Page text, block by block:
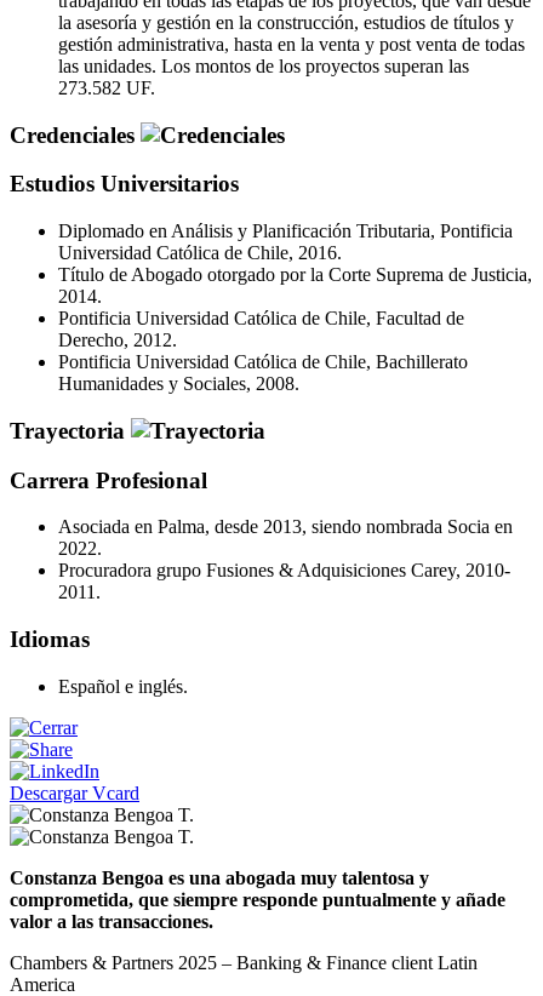
la asesoría y gestión en la construcción, estudios de títulos y
gestión administrativa, hasta en la venta y post venta de todas
las unidades. Los montos de los proyectos superan las
273.582 UF.
Credenciales
Estudios Universitarios
Diplomado en Análisis y Planificación Tributaria, Pontificia
Universidad Católica de Chile, 2016.
Título de Abogado otorgado por la Corte Suprema de Justicia,
2014.
Pontificia Universidad Católica de Chile, Facultad de
Derecho, 2012.
Pontificia Universidad Católica de Chile, Bachillerato
Humanidades y Sociales, 2008.
Trayectoria
Carrera Profesional
Asociada en Palma, desde 2013, siendo nombrada Socia en
2022.
Procuradora grupo Fusiones & Adquisiciones Carey, 2010-
2011.
Idiomas
Español e inglés.
Descargar Vcard
Constanza Bengoa es una abogada muy talentosa y
comprometida, que siempre responde puntualmente y añade
valor a las transacciones.
Chambers & Partners 2025 – Banking & Finance client Latin
America